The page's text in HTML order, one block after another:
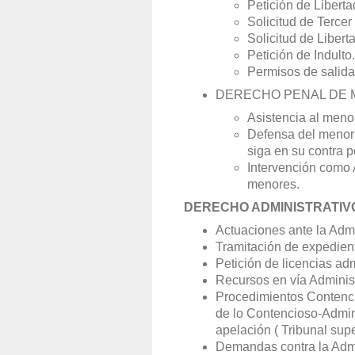
Petición de
Solicitud de
Solicitud de
Petición de Indulto.
Permisos de
DERECHO PENAL DE
Asistencia al
Defensa del
siga en su contra
Intervención
menores.
DERECHO
Actuaciones ante la
Tramitación de
Petición de licencias
Recursos en vía
Procedimientos
de lo Contencioso-
apelación ( Tribunal
Demandas contra la